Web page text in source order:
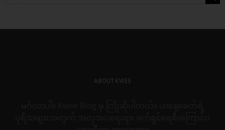
ABOUT KWEE